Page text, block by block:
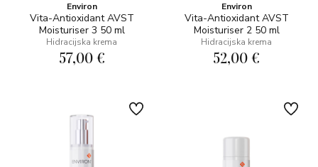
Environ
Vita-Antioxidant AVST
Moisturiser 3 50 ml
Hidracijska krema
57,00 €
Environ
Vita-Antioxidant AVST
Moisturiser 2 50 ml
Hidracijska krema
52,00 €